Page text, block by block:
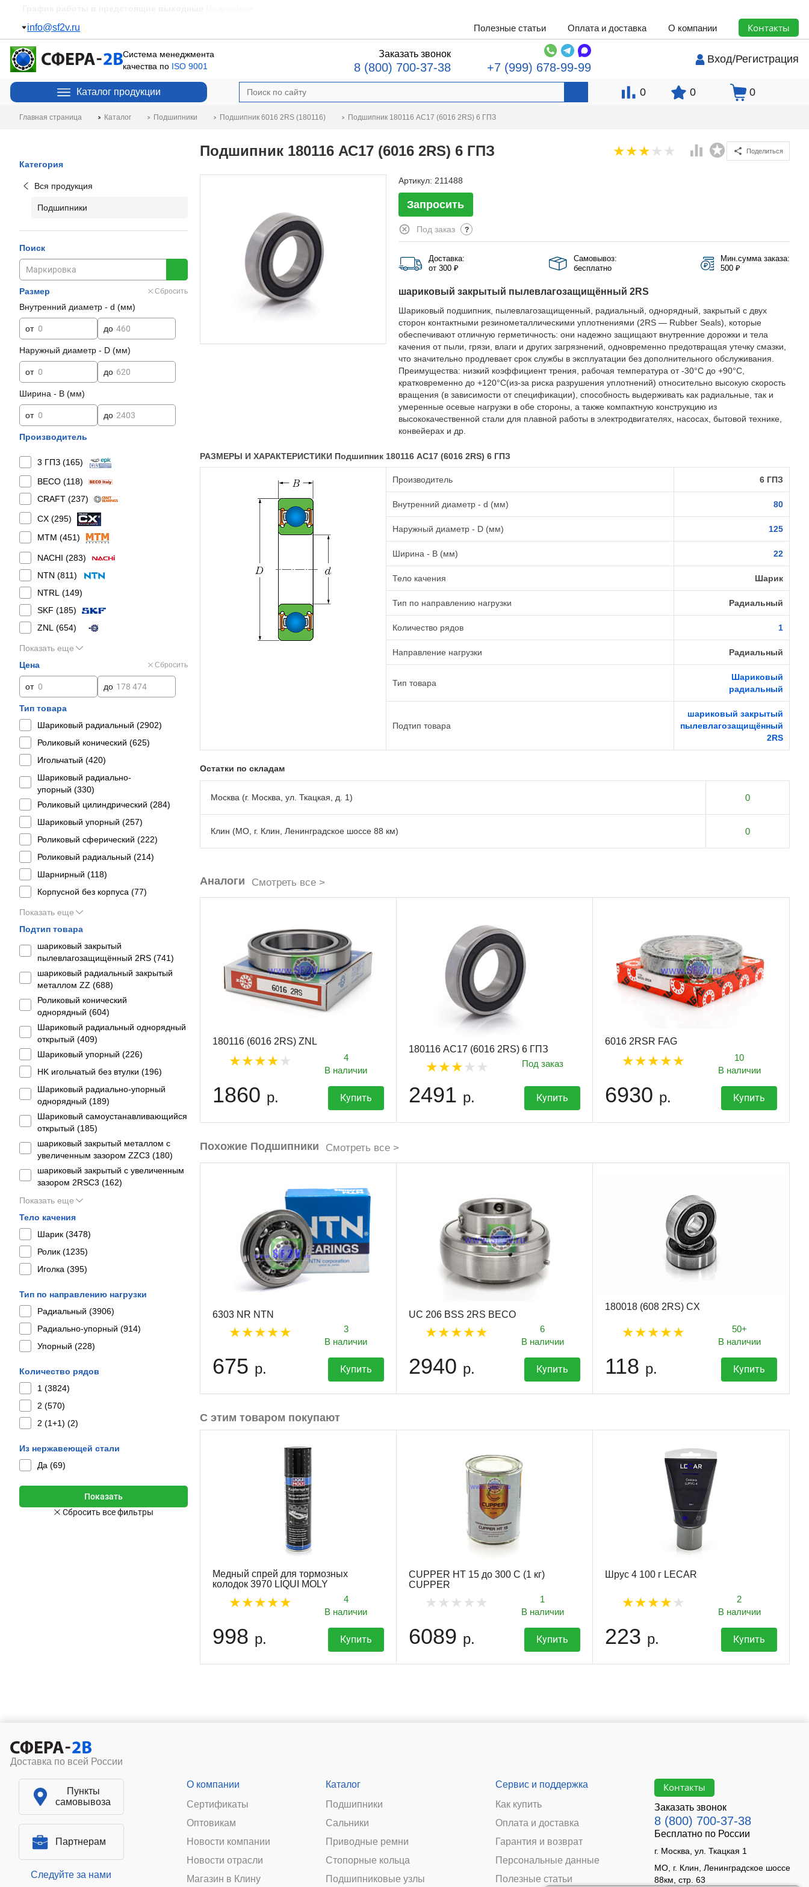
info@sf2v.ru Полезные статьи Оплата и доставка О компании Контакты
Система менеджмента
качества по ISO 9001
Заказать звонок
8 (800) 700-37-38 +7 (999) 678-99-99
Вход/Регистрация
Каталог продукции 0 0 0
Главная страница Каталог Подшипники Подшипник 6016 2RS (180116) Подшипник 180116 АС17 (6016 2RS) 6 ГПЗ
Категория
Вся продукция
Подшипники
Поиск
Размер Сбросить
Внутренний диаметр - d (мм)
от до
Наружный диаметр - D (мм)
от до
Ширина - B (мм)
от до
Производитель
3 ГПЗ (165)
BECO (118)
CRAFT (237)
CX (295)
MTM (451)
NACHI (283)
NTN (811)
NTRL (149)
SKF (185)
ZNL (654)
Показать еще
Цена
Сбросить
от до
Тип товара
Шариковый радиальный (2902)
Роликовый конический (625)
Игольчатый (420)
Шариковый радиально-
упорный (330)
Роликовый цилиндрический (284)
Шариковый упорный (257)
Роликовый сферический (222)
Роликовый радиальный (214)
Шарнирный (118)
Корпусной без корпуса (77)
Показать еще
Подтип товара
шариковый закрытый
пылевлагозащищённый 2RS (741)
шариковый радиальный закрытый
металлом ZZ (688)
Роликовый конический
однорядный (604)
Шариковый радиальный однорядный
открытый (409)
Шариковый упорный (226)
HK игольчатый без втулки (196)
Шариковый радиально-упорный
однорядный (189)
Шариковый самоустанавливающийся
открытый (185)
шариковый закрытый металлом с
увеличенным зазором ZZC3 (180)
шариковый закрытый с увеличенным
зазором 2RSС3 (162)
Показать еще
Тело качения
Шарик (3478)
Ролик (1235)
Иголка (395)
Тип по направлению нагрузки
Радиальный (3906)
Радиально-упорный (914)
Упорный (228)
Количество рядов
1 (3824)
2 (570)
2 (1+1) (2)
Из нержавеющей стали
Да (69)
Подшипник 180116 АС17 (6016 2RS) 6 ГПЗ Поделиться
Артикул: 211488
Запросить
Под заказ ?
Доставка:
от 300 ₽
Самовывоз:
бесплатно
Мин.сумма заказа:
500 ₽
шариковый закрытый пылевлагозащищённый 2RS
Шариковый подшипник, пылевлагозащищенный, радиальный, однорядный, закрытый с двух
сторон контактными резинометаллическими уплотнениями (2RS — Rubber Seals), которые
обеспечивают отличную герметичность: они надежно защищают внутренние дорожки и тела
качения от пыли, грязи, влаги и других загрязнений, одновременно предотвращая утечку смазки,
что значительно продлевает срок службы в эксплуатации без дополнительного обслуживания.
Преимущества: низкий коэффициент трения, рабочая температура от -30°C до +90°C,
кратковременно до +120°C(из-за риска разрушения уплотнений) относительно высокую скорость
вращения (в зависимости от спецификации), способность выдерживать как радиальные, так и
умеренные осевые нагрузки в обе стороны, а также компактную конструкцию из
высококачественной стали для плавной работы в электродвигателях, насосах, бытовой технике,
конвейерах и др.
РАЗМЕРЫ И ХАРАКТЕРИСТИКИ Подшипник 180116 АС17 (6016 2RS) 6 ГПЗ
Производитель 6 ГПЗ
Внутренний диаметр - d (мм) 80
Наружный диаметр - D (мм) 125
Ширина - B (мм) 22
Тело качения Шарик
Тип по направлению нагрузки Радиальный
Количество рядов 1
Направление нагрузки Радиальный
Тип товара
Шариковый
радиальный
Подтип товара
шариковый закрытый
пылевлагозащищённый
2RS
Остатки по складам
Москва (г. Москва, ул. Ткацкая, д. 1) 0
Клин (МО, г. Клин, Ленинградское шоссе 88 км) 0
Аналоги Смотреть все >
180116 (6016 2RS) ZNL
4
В наличии
1860 р. Купить
180116 АС17 (6016 2RS) 6 ГПЗ
Под заказ
2491 р. Купить
6016 2RSR FAG
10
В наличии
6930 р. Купить
Похожие Подшипники Смотреть все >
6303 NR NTN
3
В наличии
675 р. Купить
UC 206 BSS 2RS BECO
6
В наличии
2940 р. Купить
180018 (608 2RS) CX
50+
В наличии
118 р. Купить
С этим товаром покупают
Медный спрей для тормозных
колодок 3970 LIQUI MOLY
4
В наличии
998 р. Купить
CUPPER HT 15 до 300 С (1 кг)
CUPPER
1
В наличии
6089 р. Купить
Шрус 4 100 г LECAR
2
В наличии
223 р. Купить
Доставка по всей России
Пункты
самовывоза
Партнерам
Следуйте за нами
О компании
Сертификаты
Оптовикам
Новости компании
Новости отрасли
Магазин в Клину
Каталог
Подшипники
Сальники
Приводные ремни
Стопорные кольца
Подшипниковые узлы
Сервис и поддержка
Как купить
Оплата и доставка
Гарантия и возврат
Персональные данные
Полезные статьи
Контакты
Заказать звонок
8 (800) 700-37-38
Бесплатно по России
г. Москва, ул. Ткацкая 1
МО, г. Клин, Ленинградское шоссе
88км, стр. 63